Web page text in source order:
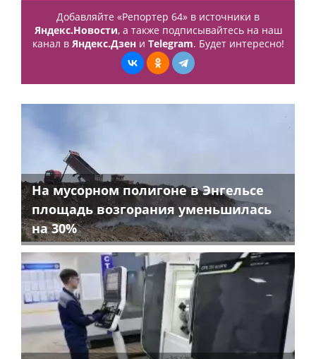
Добавляйте «Репортер 64» в источники в
Яндекс.Новости, а также подписывайтесь на наш
канал в Яндекс.Дзени Telegram. Будет интересно!
На мусорном полигоне в Энгельсе
площадь возгорания уменьшилась
на 30%